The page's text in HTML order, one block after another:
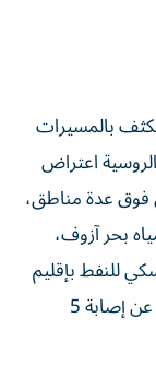
بالمسيرات
اعتراض
فوق عدة مناطق،
بحر آزوف،
للنفط بإقليم
كراسنودار إثر سقوط حطام مسيرة، مما أسفر عن إصابة 5